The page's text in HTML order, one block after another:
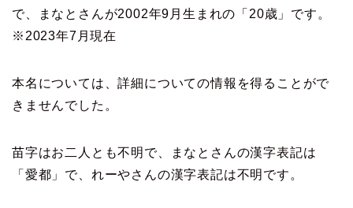
で、まなとさんが2002年9月生まれの「20歳」です。
※2023年7月現在
本名については、詳細についての情報を得ることがで
きませんでした。
苗字はお二人とも不明で、まなとさんの漢字表記は
「愛都」で、れーやさんの漢字表記は不明です。